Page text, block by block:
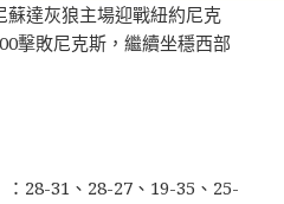
達灰狼主場迎戰紐約尼克
擊敗尼克斯，繼續坐穩西部
28-31、28-27、19-35、25-